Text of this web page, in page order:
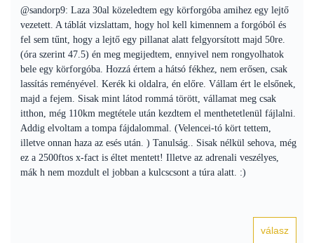
@sandorp9: Laza 30al közeledtem egy körforgóba amihez egy lejtő
vezetett. A táblát vizslattam, hogy hol kell kimennem a forgóból és
fel sem tűnt, hogy a lejtő egy pillanat alatt felgyorsított majd 50re.
(óra szerint 47.5) én meg megijedtem, ennyivel nem rongyolhatok
bele egy körforgóba. Hozzá értem a hátsó fékhez, nem erősen, csak
lassítás reményével. Kerék ki oldalra, én előre. Vállam ért le elsőnek,
majd a fejem. Sisak mint látod rommá törött, vállamat meg csak
itthon, még 110km megtétele után kezdtem el menthetetlenül fájlalni.
Addig elvoltam a tompa fájdalommal. (Velencei-tó kört tettem,
illetve onnan haza az esés után. ) Tanulság.. Sisak nélkül sehova, még
ez a 2500ftos x-fact is éltet mentett! Illetve az adrenali veszélyes,
mák h nem mozdult el jobban a kulcscsont a túra alatt. :)